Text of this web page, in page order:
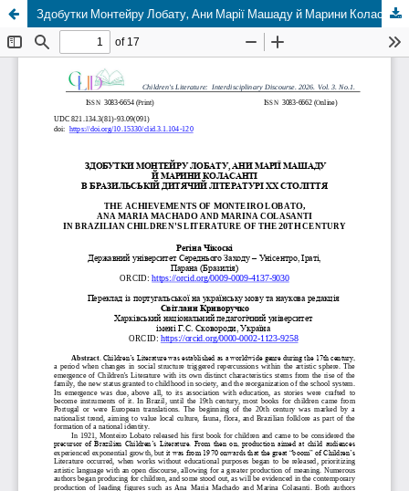
Здобутки Монтейру Лобату, Ани Марії Машаду й Марини Коласанті в бразильській дитячій літературі ХХ століття